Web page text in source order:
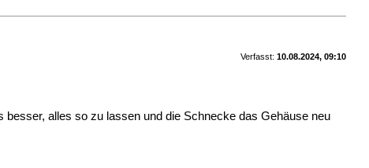
Verfasst: 10.08.2024, 09:10
alles so zu lassen und die Schnecke das Gehäuse neu